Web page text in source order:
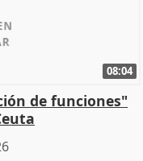
08:04
de funciones"